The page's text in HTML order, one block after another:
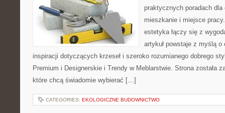
praktycznych poradach
mieszkanie i miejsce
estetyka łączy się z
artykuł powstaje z myślą
inspiracji dotyczących krzeseł i szeroko rozumianego dobrego
Premium i Designerskie i Trendy w Meblarstwie. Strona została
które chcą świadomie wybierać […]
CATEGORIES: EKOLOGICZNE BUDOWNICTWO